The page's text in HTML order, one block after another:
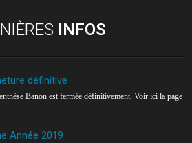
INFOS
définitive
Banon est fermée définitivement. Voir ici la page
Année 2019